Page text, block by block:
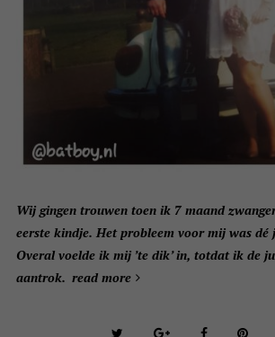
Wij gingen trouwen toen ik 7 maand
eerste kindje. Het probleem voor mij was
Overal voelde ik mij ’te dik’ in, totdat ik de
aantrok. read more